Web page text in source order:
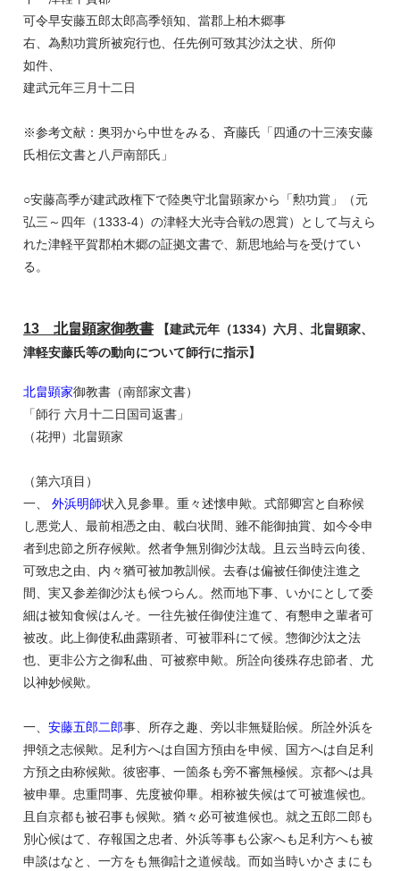
可令早安藤五郎太郎高季領知、當郡上柏木郷事
右、為勲功賞所被宛行也、任先例可致其沙汰之状、所仰
如件、
建武元年三月十二日
※参考文献：奥羽から中世をみる、斉藤氏「四通の十三湊安藤
氏相伝文書と八戸南部氏」
○安藤高季が建武政権下で陸奥守北畠顕家から「勲功賞」（元
弘三～四年（1333-4）の津軽大光寺合戦の恩賞）として与えら
れた津軽平賀郡柏木郷の証拠文書で、新思地給与を受けてい
る。
13 北畠顕家御教書 【建武元年（1334）六月、北畠顕家、
津軽安藤氏等の動向について師行に指示】
北畠顕家御教書（南部家文書）
「師行 六月十二日国司返書」
（花押）北畠顕家
（第六項目）
一、外浜明師状入見参畢。重々述懐申歟。式部卿宮と自称候
し悪党人、最前相憑之由、載白状間、雖不能御抽賞、如今令申
者到忠節之所存候歟。然者争無別御沙汰哉。且云当時云向後、
可致忠之由、内々猶可被加教訓候。去春は偏被任御使注進之
間、実又参差御沙汰も候つらん。然而地下事、いかにとして委
細は被知食候はんそ。一往先被任御使注進て、有懇申之輩者可
被改。此上御使私曲露顕者、可被罪科にて候。惣御沙汰之法
也、更非公方之御私曲、可被察申歟。所詮向後殊存忠節者、尤
以神妙候歟。
一、安藤五郎二郎事、所存之趣、旁以非無疑貽候。所詮外浜を
押領之志候歟。足利方へは自国方預由を申候、国方へは自足利
方預之由称候歟。彼密事、一箇条も旁不審無極候。京都へは具
被申畢。忠重問事、先度被仰畢。相称被失候はて可被進候也。
且自京都も被召事も候歟。猶々必可被進候也。就之五郎二郎も
別心候はて、存報国之忠者、外浜等事も公家へも足利方へも被
申談はなと、一方をも無御計之道候哉。而如当時いかさまにも